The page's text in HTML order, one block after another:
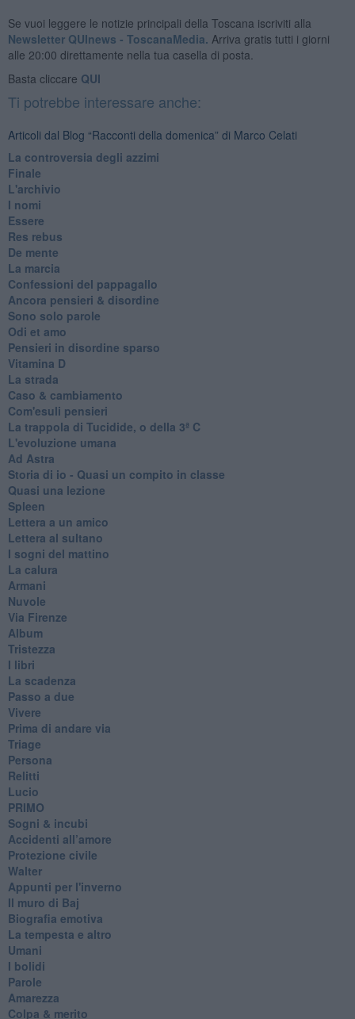
Se vuoi leggere le notizie principali della Toscana iscriviti alla
Newsletter QUInews - ToscanaMedia. Arriva gratis tutti i giorni
alle 20:00 direttamente nella tua casella di posta.
Basta cliccare QUI
Ti potrebbe interessare anche:
Articoli dal Blog “Racconti della domenica” di Marco Celati
La controversia degli azzimi
Finale
L'archivio
I nomi
Essere
Res rebus
De mente
La marcia
Confessioni del pappagallo
Ancora pensieri & disordine
Sono solo parole
Odi et amo
Pensieri in disordine sparso
Vitamina D
La strada
Caso & cambiamento
Com'esuli pensieri
La trappola di Tucidide, o della 3ª C
L'evoluzione umana
Ad Astra
Storia di io - Quasi un compito in classe
Quasi una lezione
Spleen
Lettera a un amico
Lettera al sultano
I sogni del mattino
La calura
Armani
Nuvole
Via Firenze
Album
Tristezza
I libri
La scadenza
Passo a due
Vivere
Prima di andare via
Triage
Persona
Relitti
Lucio
PRIMO
Sogni & incubi
Accidenti all’amore
Protezione civile
Walter
Appunti per l'inverno
Il muro di Baj
Biografia emotiva
La tempesta e altro
Umani
I bolidi
Parole
Amarezza
Colpa & merito